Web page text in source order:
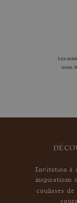
Les
sous
Invitation à
inspirations
coulisses